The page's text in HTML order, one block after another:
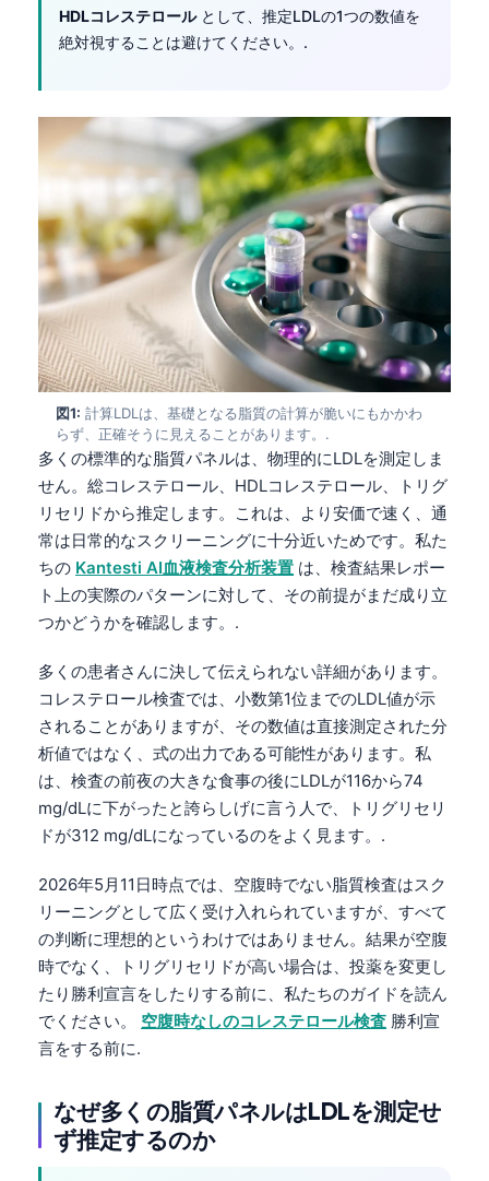
HDLコレステロールとして、推定LDLの1つの数値を
絶対視することは避けてください。.
図1: 計算LDLは、基礎となる脂質の計算が脆いにもかかわ
らず、正確そうに見えることがあります。.
多くの標準的な脂質パネルは、物理的にLDLを測定しま
せん。総コレステロール、HDLコレステロール、トリグ
リセリドから推定します。これは、より安価で速く、通
常は日常的なスクリーニングに十分近いためです。私た
ちの Kantesti AI血液検査分析装置 は、検査結果レポー
ト上の実際のパターンに対して、その前提がまだ成り立
つかどうかを確認します。.
多くの患者さんに決して伝えられない詳細があります。
コレステロール検査では、小数第1位までのLDL値が示
されることがありますが、その数値は直接測定された分
析値ではなく、式の出力である可能性があります。私
は、検査の前夜の大きな食事の後にLDLが116から74
mg/dLに下がったと誇らしげに言う人で、トリグリセリ
ドが312 mg/dLになっているのをよく見ます。.
2026年5月11日時点では、空腹時でない脂質検査はスク
リーニングとして広く受け入れられていますが、すべて
の判断に理想的というわけではありません。結果が空腹
時でなく、トリグリセリドが高い場合は、投薬を変更し
たり勝利宣言をしたりする前に、私たちのガイドを読ん
でください。 空腹時なしのコレステロール検査 勝利宣
言をする前に.
なぜ多くの脂質パネルはLDLを測定せ
ず推定するのか